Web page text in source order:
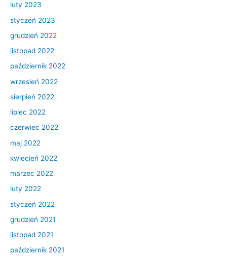
luty 2023
styczeń 2023
grudzień 2022
listopad 2022
październik 2022
wrzesień 2022
sierpień 2022
lipiec 2022
czerwiec 2022
maj 2022
kwiecień 2022
marzec 2022
luty 2022
styczeń 2022
grudzień 2021
listopad 2021
październik 2021